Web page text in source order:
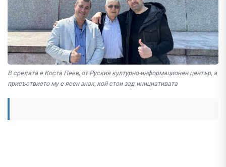
В средата е Коста Пеев, от Руския културно-информационен център, а
присъствието му е ясен знак, кой стои зад инициативата